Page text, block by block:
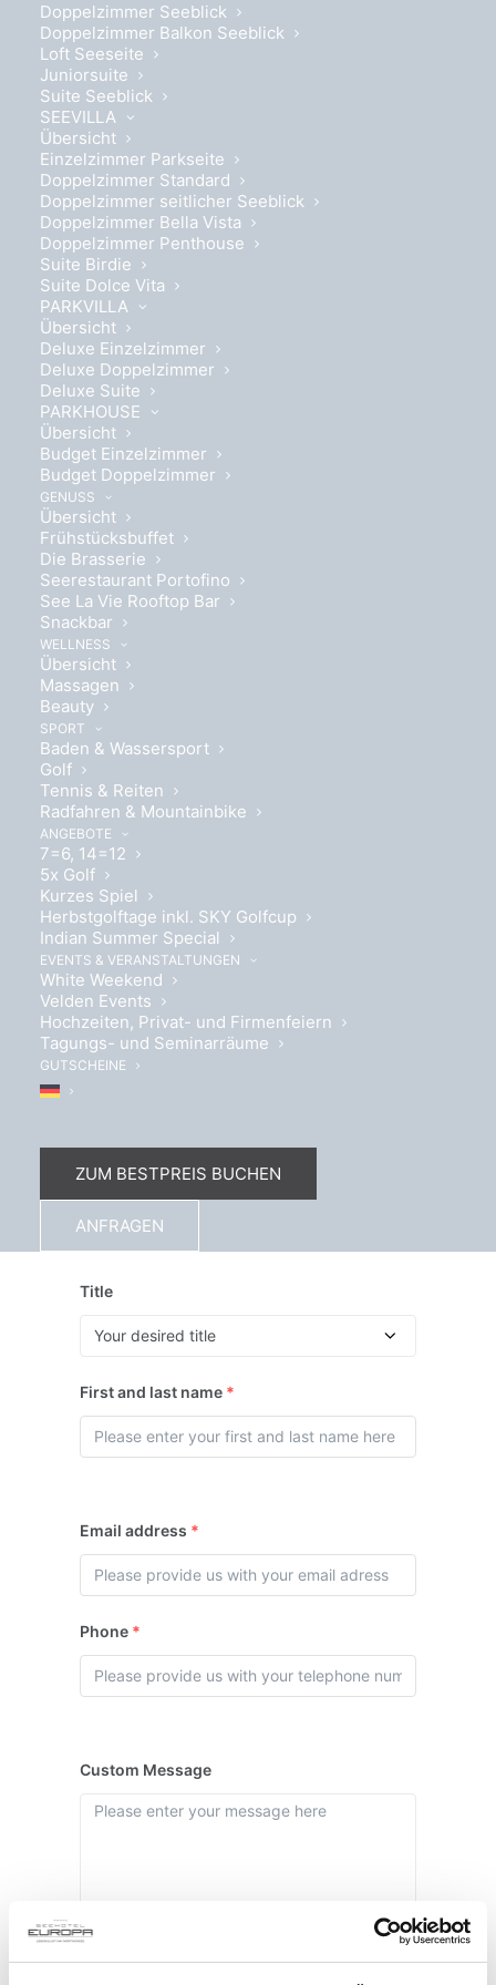
Doppelzimmer Seeblick
Doppelzimmer Balkon Seeblick
Loft Seeseite
Juniorsuite
Suite Seeblick
SEEVILLA
Übersicht
Einzelzimmer Parkseite
Doppelzimmer Standard
Doppelzimmer seitlicher Seeblick
Doppelzimmer Bella Vista
Doppelzimmer Penthouse
Suite Birdie
Suite Dolce Vita
PARKVILLA
Übersicht
Deluxe Einzelzimmer
Deluxe Doppelzimmer
Deluxe Suite
PARKHOUSE
Übersicht
Budget Einzelzimmer
Budget Doppelzimmer
GENUSS
Übersicht
Frühstücksbuffet
Die Brasserie
Seerestaurant Portofino
See La Vie Rooftop Bar
Snackbar
WELLNESS
Übersicht
Massagen
Beauty
SPORT
Baden & Wassersport
Golf
Tennis & Reiten
Radfahren & Mountainbike
ANGEBOTE
7=6, 14=12
5x Golf
Kurzes Spiel
Herbstgolftage inkl. SKY Golfcup
Indian Summer Special
EVENTS & VERANSTALTUNGEN
White Weekend
Velden Events
Hochzeiten, Privat- und Firmenfeiern
Tagungs- und Seminarräume
GUTSCHEINE
ZUM BESTPREIS BUCHEN
ANFRAGEN
Book your package now
Please note: International
Wörthersee Cocktail Congress
(IWCC) includes full board, extra
nights (FRI and SAT) for the
Wörthersee Cocktail Week (WCW)
include breakfast and the exclusive
Cocktail Passport.
Date of arrival and departure
Number of guests
Your room request *
package*
Title
First and last name *
Email address *
Phone *
Custom Message